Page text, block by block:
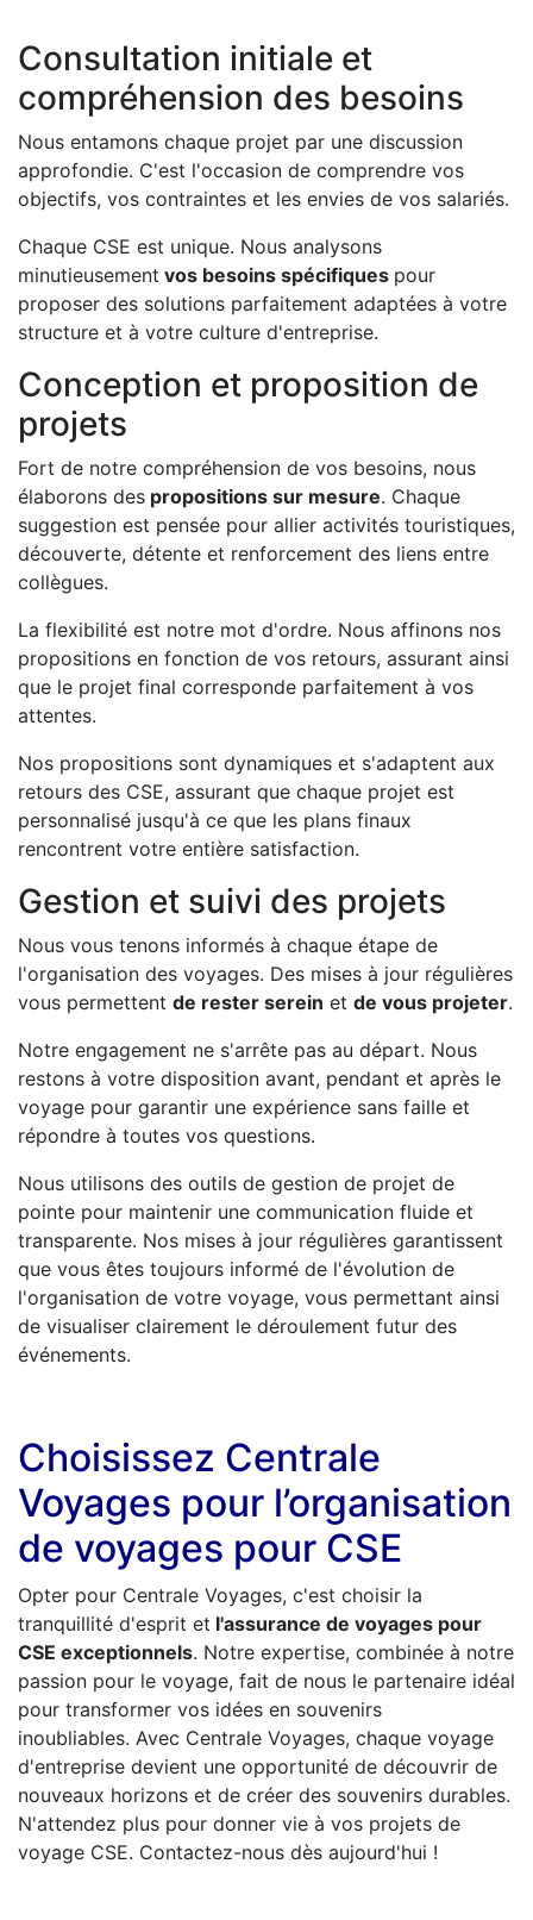
Consultation initiale et
compréhension des besoins
Nous entamons chaque projet par une discussion
approfondie. C'est l'occasion de comprendre vos
objectifs, vos contraintes et les envies de vos salariés.
Chaque CSE est unique. Nous analysons
minutieusement vos besoins spécifiques pour
proposer des solutions parfaitement adaptées à votre
structure et à votre culture d'entreprise.
Conception et proposition de
projets
Fort de notre compréhension de vos besoins, nous
élaborons des propositions sur mesure. Chaque
suggestion est pensée pour allier activités touristiques,
découverte, détente et renforcement des liens entre
collègues.
La flexibilité est notre mot d'ordre. Nous affinons nos
propositions en fonction de vos retours, assurant ainsi
que le projet final corresponde parfaitement à vos
attentes.
Nos propositions sont dynamiques et s'adaptent aux
retours des CSE, assurant que chaque projet est
personnalisé jusqu'à ce que les plans finaux
rencontrent votre entière satisfaction.
Gestion et suivi des projets
Nous vous tenons informés à chaque étape de
l'organisation des voyages. Des mises à jour régulières
vous permettent de rester serein et de vous projeter.
Notre engagement ne s'arrête pas au départ. Nous
restons à votre disposition avant, pendant et après le
voyage pour garantir une expérience sans faille et
répondre à toutes vos questions.
Nous utilisons des outils de gestion de projet de
pointe pour maintenir une communication fluide et
transparente. Nos mises à jour régulières garantissent
que vous êtes toujours informé de l'évolution de
l'organisation de votre voyage, vous permettant ainsi
de visualiser clairement le déroulement futur des
événements.
Choisissez Centrale
Voyages pour l’organisation
de voyages pour CSE
Opter pour Centrale Voyages, c'est choisir la
tranquillité d'esprit et l'assurance de voyages pour
CSE exceptionnels. Notre expertise, combinée à notre
passion pour le voyage, fait de nous le partenaire idéal
pour transformer vos idées en souvenirs
inoubliables. Avec Centrale Voyages, chaque voyage
d'entreprise devient une opportunité de découvrir de
nouveaux horizons et de créer des souvenirs durables.
N'attendez plus pour donner vie à vos projets de
voyage CSE. Contactez-nous dès aujourd'hui !